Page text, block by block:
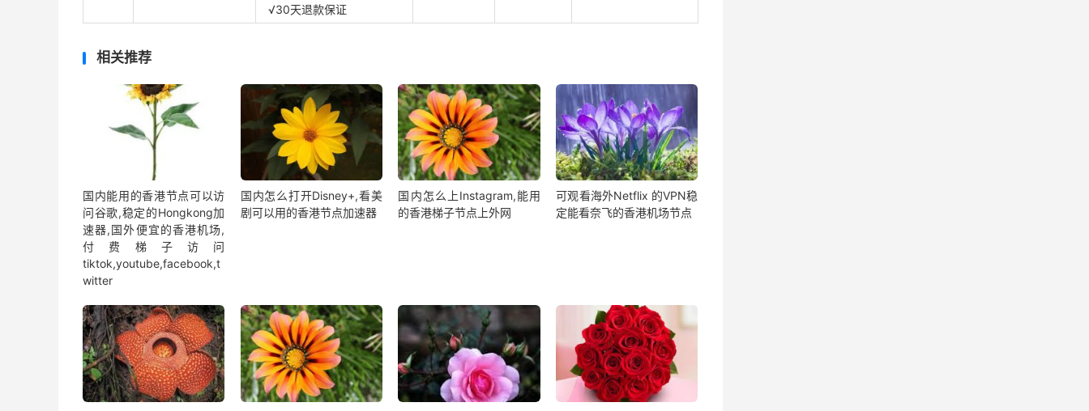
√30天退款保证
相关推荐
国内能用的香港节点可以访
问谷歌,稳定的Hongkong加
速器,国外便宜的香港机场,
付费梯子访问
tiktok,youtube,facebook,t
witter
国内怎么打开Disney+,看美
剧可以用的香港节点加速器
国内怎么上Instagram,能用
的香港梯子节点上外网
可观看海外Netflix 的VPN稳
定能看奈飞的香港机场节点